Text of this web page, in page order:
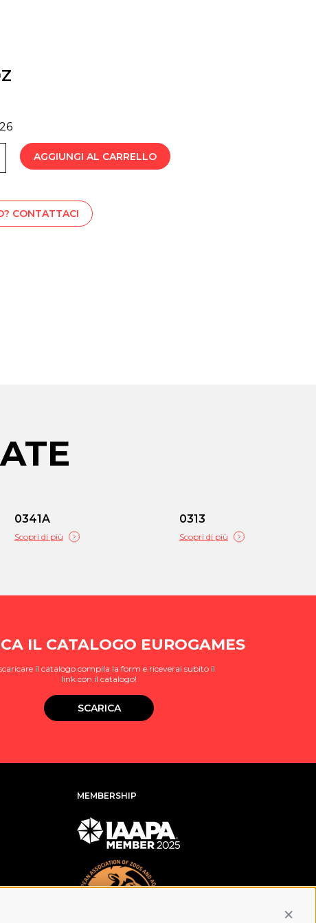
AGGIUNGI AL CARRELLO
CONTATTACI
0341A
Scopri di più
0313
Scopri di più
IL CATALOGO EUROGAMES
il catalogo compila la form e riceverai subito il
link con il catalogo!
SCARICA
MEMBERSHIP